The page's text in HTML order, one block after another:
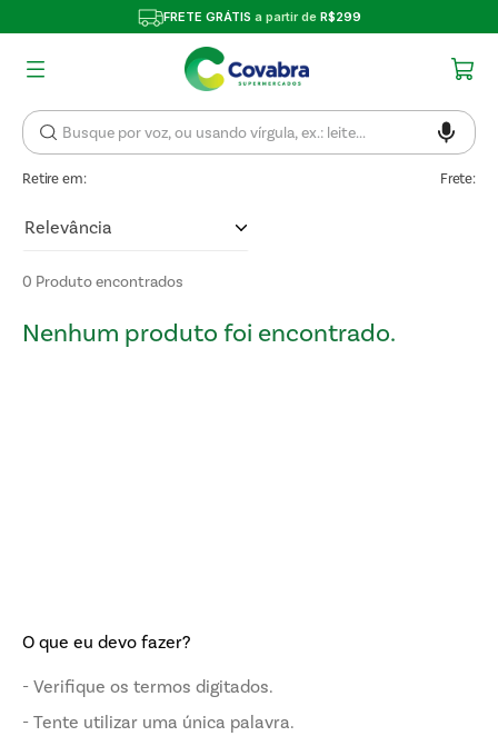
FRETE GRÁTIS a partir de R$299
Retire em: Frete:
Relevância
0 Produto
O que eu devo fazer?
Verifique os termos digitados.
Tente utilizar uma única palavra.